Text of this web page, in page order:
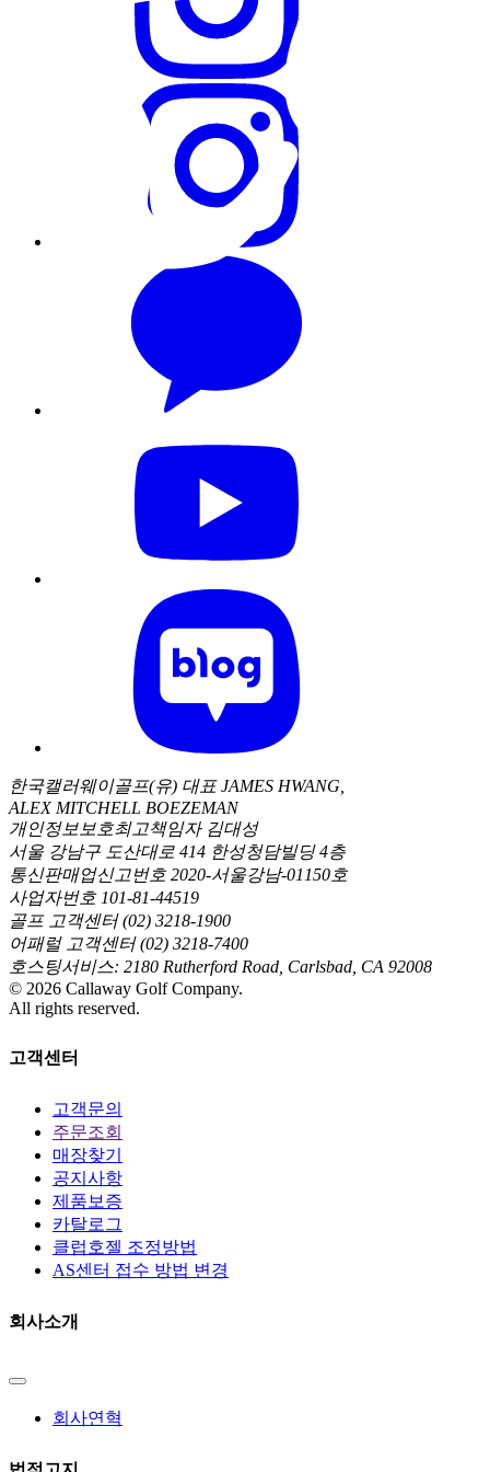
한국캘러웨이골프(유) 대표 JAMES HWANG,
ALEX MITCHELL BOEZEMAN
개인정보보호최고책임자 김대성
서울 강남구 도산대로 414 한성청담빌딩 4층
통신판매업신고번호 2020-서울강남-01150호
사업자번호 101-81-44519
골프 고객센터 (02) 3218-1900
어패럴 고객센터 (02) 3218-7400
호스팅서비스: 2180 Rutherford Road, Carlsbad, CA 92008
© 2026 Callaway Golf Company.
All rights reserved.
고객센터
고객문의
주문조회
매장찾기
공지사항
제품보증
카탈로그
클럽호젤 조정방법
AS센터 접수 방법 변경
회사소개
회사연혁